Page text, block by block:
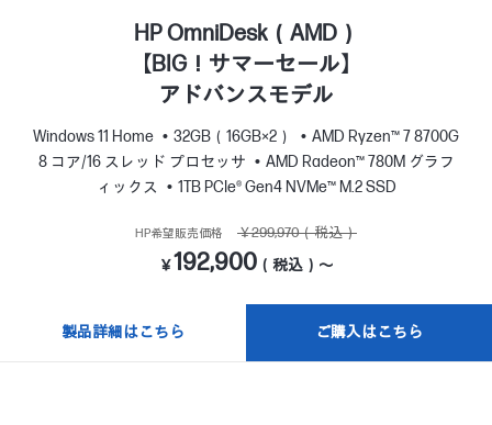
HP OmniDesk（AMD）
【BIG！サマーセール】
アドバンスモデル
Windows 11 Home 32GB（16GB×2）
AMD Ryzen™ 7 8700G
8 コア/16 スレッド プロセッサ
AMD Radeon™ 780M グラフ
ィックス
1TB PCIe® Gen4 NVMe™ M.2 SSD
HP希望販売価格 ￥299,970（税込）
￥192,900 （税込）～
製品詳細はこちら ご購入はこちら